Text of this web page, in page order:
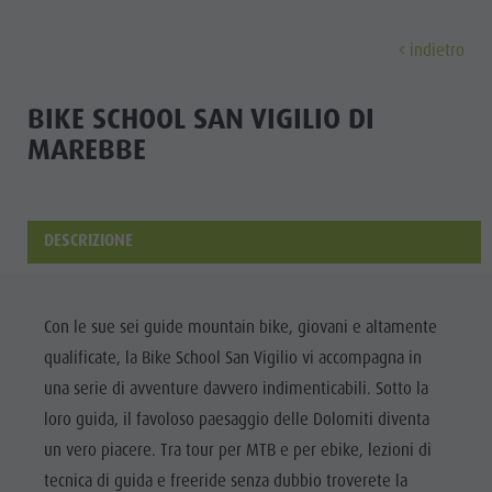
I PAESI
CULTURA
IL PLAN DE
CORONES
LE DOLOMITI
Corones
I Paesi
Le Dolomiti
Parco
Naturale
I Paesi
Il Plan de Corones
Il Plan de Corones
I Paesi
Le Dolomiti
Parco Naturale Fanes-Senes-Braies
Parco Naturale Puez-Odle
Escursioni e attività con guida
Bambini e Famiglie
Bambini e famiglie
Escursioni
Ciclismo
Raccolta Funghi
Prenota tour e attività
Offerte
PIANIFICA TROVA PRENOTA
Come arrivare
Eventi
Guest Pass
Sostenibilità
Ambiente
Società
Hotel Certificati GSTC
Linkedin
indietro
BIKE SCHOOL SAN VIGILIO DI
MAREBBE
DESCRIZIONE
Con le sue sei guide mountain bike, giovani e altamente
qualificate, la Bike School San Vigilio vi accompagna in
una serie di avventure davvero indimenticabili. Sotto la
loro guida, il favoloso paesaggio delle Dolomiti diventa
un vero piacere. Tra tour per MTB e per ebike, lezioni di
tecnica di guida e freeride senza dubbio troverete la